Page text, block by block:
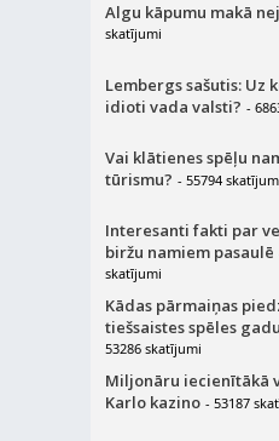
Algu kāpumu makā
skatījumi
Lembergs sašutis: Uz
idioti vada valsti? -
Vai klātienes spēļu
tūrismu? - 55794
Interesanti fakti par
biržu namiem pasaulē
skatījumi
Kādas pārmaiņas
tiešsaistes spēles
53286 skatījumi
Miljonāru iecienītākā
Karlo kazino - 53187